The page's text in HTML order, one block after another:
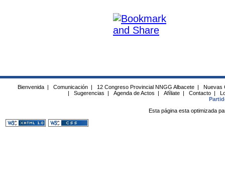
Bienvenida | Comunicación | 12 Congreso Provincial NNGG Albacete |
Nuevas
|
Sugerencias | Agenda de Actos | Afíliate | Contacto |
Esta página esta optimizada